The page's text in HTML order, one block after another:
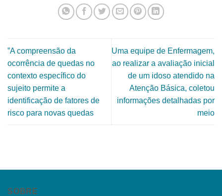
”A compreensão da
ocorrência de quedas no
contexto específico do
sujeito permite a
identificação de fatores de
risco para novas quedas
Uma equipe de Enfermagem,
ao realizar a avaliação inicial
de um idoso atendido na
Atenção Básica, coletou
informações detalhadas por
meio
SOBRE